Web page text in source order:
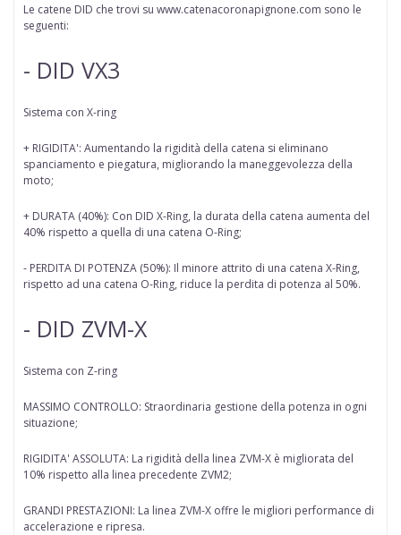
Le catene DID che trovi su www.catenacoronapignone.com sono le
seguenti:
- DID VX3
Sistema con X-ring
+ RIGIDITA': Aumentando la rigidità della catena si eliminano
spanciamento e piegatura, migliorando la maneggevolezza della
moto;
+ DURATA (40%): Con DID X-Ring, la durata della catena aumenta del
40% rispetto a quella di una catena O-Ring;
- PERDITA DI POTENZA (50%): Il minore attrito di una catena X-Ring,
rispetto ad una catena O-Ring, riduce la perdita di potenza al 50%.
- DID ZVM-X
Sistema con Z-ring
MASSIMO CONTROLLO: Straordinaria gestione della potenza in ogni
situazione;
RIGIDITA' ASSOLUTA: La rigidità della linea ZVM-X è migliorata del
10% rispetto alla linea precedente ZVM2;
GRANDI PRESTAZIONI: La linea ZVM-X offre le migliori performance di
accelerazione e ripresa.